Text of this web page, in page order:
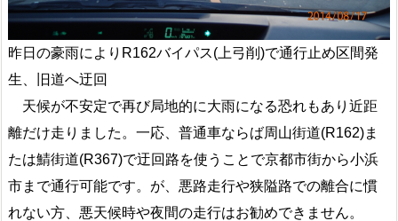
昨日の豪雨によりR162バイパス(上弓削)で通行止め区間発
生、旧道へ迂回
天候が不安定で再び局地的に大雨になる恐れもあり近距
離だけ走りました。一応、普通車ならば周山街道(R162)ま
たは鯖街道(R367)で迂回路を使うことで京都市街から小浜
市まで通行可能です。が、悪路走行や狭隘路での離合に慣
れない方、悪天候時や夜間の走行はお勧めできません。